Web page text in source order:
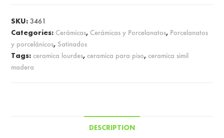
Kairo
Marfil
53x53
quantity
SKU:3461
Categories: Cerámicas, Cerámicas y Porcelanatos, Porcelanatos
y porcelánicos, Satinados
Tags:ceramica lourdes,ceramica para piso,ceramica simil
madera
DESCRIPTION